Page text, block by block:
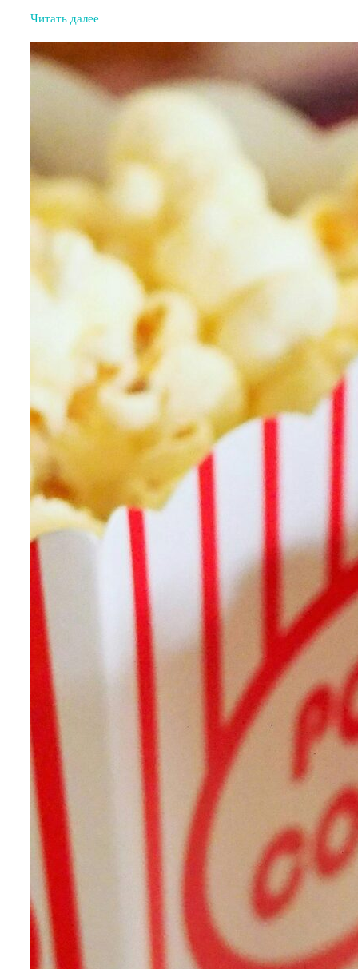
Читать далее